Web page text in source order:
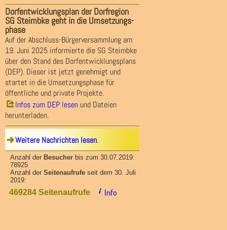
Dorfentwicklungsplan der Dorfregion
SG Steimbke geht in die Umsetzungs-
phase
Auf der Abschluss-Bürgerversammlung am
19. Juni 2025 informierte die SG Steimbke
über den Stand des Dorfentwicklungsplans
(DEP). Dieser ist jetzt genehmigt und
startet in die Umsetzungsphase für
öffentliche und private Projekte.
Infos zum DEP lesen und Dateien
herunterladen.
Weitere Nachrichten lesen.
Anzahl der Besucher bis zum 30.07.2019:
78925
Anzahl der Seitenaufrufe seit dem 30. Juli
2019:
Info